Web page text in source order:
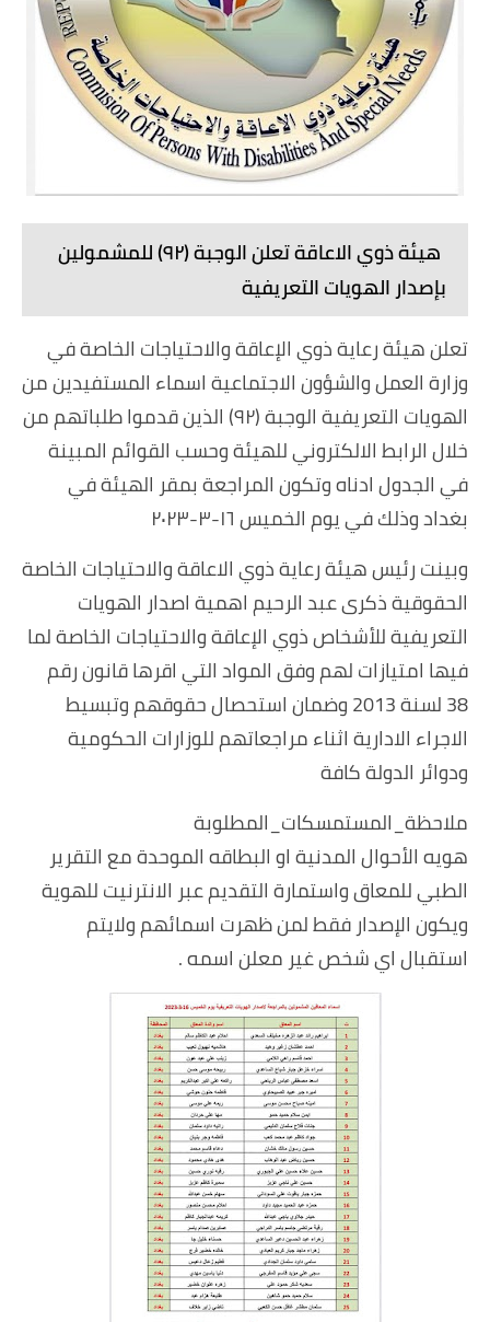
هيئة ذوي الاعاقة تعلن الوجبة (٩٢) للمشمولين
بإصدار الهويات التعريفية
تعلن هيئة رعاية ذوي الإعاقة والاحتياجات الخاصة في
وزارة العمل والشؤون الاجتماعية اسماء المستفيدين من
الهويات التعريفية الوجبة (٩٢) الذين قدموا طلباتهم من
خلال الرابط الالكتروني للهيئة وحسب القوائم المبينة
في الجدول ادناه وتكون المراجعة بمقر الهيئة في
بغداد وذلك في يوم الخميس ١٦-٣-٢٠٢٣
وبينت رئيس هيئة رعاية ذوي الاعاقة والاحتياجات الخاصة
الحقوقية ذكرى عبد الرحيم اهمية اصدار الهويات
التعريفية للأشخاص ذوي الإعاقة والاحتياجات الخاصة لما
فيها امتيازات لهم وفق المواد التي اقرها قانون رقم
38 لسنة 2013 وضمان استحصال حقوقهم وتبسيط
الاجراء الادارية اثناء مراجعاتهم للوزارات الحكومية
ودوائر الدولة كافة
ملاحظة_المستمسكات_المطلوبة
هويه الأحوال المدنية او البطاقه الموحدة مع التقرير
الطبي للمعاق واستمارة التقديم عبر الانترنيت للهوية
ويكون الإصدار فقط لمن ظهرت اسمائهم ولايتم
استقبال اي شخص غير معلن اسمه .